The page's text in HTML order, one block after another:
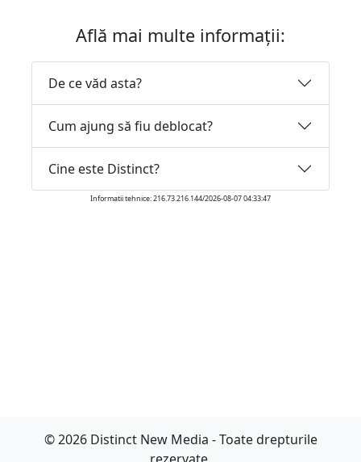
Află mai multe informații:
De ce văd asta?
Cum ajung să fiu deblocat?
Cine este Distinct?
Informatii tehnice: 216.73.216.144/2026-08-07 04:33:47
© 2026 Distinct New Media - Toate drepturile